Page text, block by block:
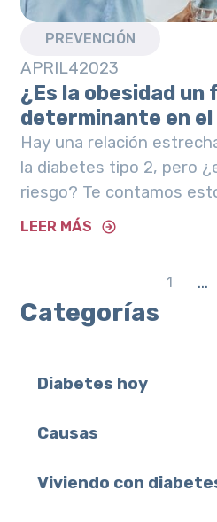
PREVENCIÓN
APRIL42023
¿Es la obesidad
determinante en
diabetes tipo 2?
Hay una relación
la diabetes tipo 2, pero
riesgo? Te contamos
artículo. Keywords:
LEER MÁS
1 ...
Categorías
Diabetes hoy
Causas
Viviendo con